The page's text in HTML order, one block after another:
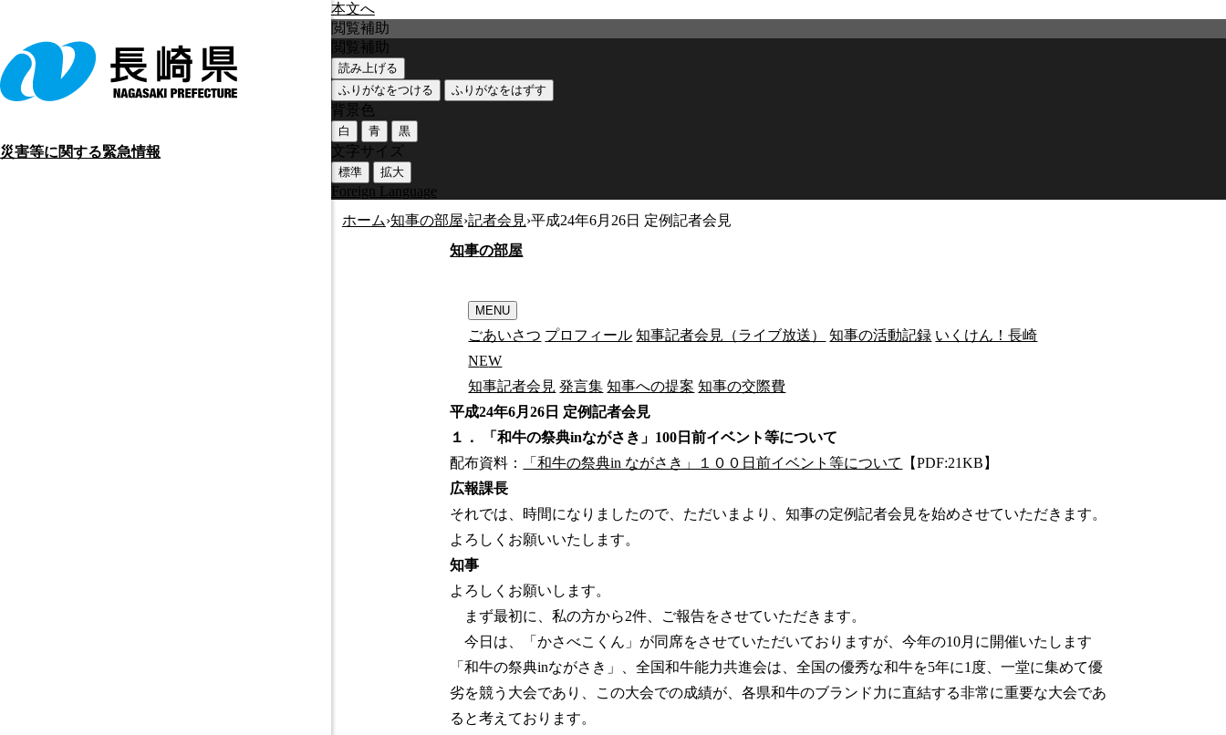
本文へ
災害等に関する緊急情報
閲覧補助
閲覧補助
読み上げる
ふりがなをつける
ふりがなをはずす
背景色
白 青 黒
文字サイズ
標準 拡大
Foreign Language
ホーム›知事の部屋›記者会見›平成24年6月26日 定例記者会見
知事の部屋
MENU
ごあいさつ プロフィール 知事記者会見（ライブ放送） 知事の活動記録 いくけん！長崎
NEW
知事記者会見 発言集 知事への提案 知事の交際費
平成24年6月26日 定例記者会見
１． 「和牛の祭典inながさき」100日前イベント等について
配布資料：
「和牛の祭典in ながさき」１００日前イベント等について
【PDF:21KB】
広報課長
それでは、時間になりましたので、ただいまより、知事の定例記者会見を始めさせていただきます。
よろしくお願いいたします。
知事
よろしくお願いします。
まず最初に、私の方から2件、ご報告をさせていただきます。
今日は、「かさべこくん」が同席をさせていただいておりますが、今年の10月に開催いたします
「和牛の祭典inながさき」、全国和牛能力共進会は、全国の優秀な和牛を5年に1度、一堂に集めて優
劣を競う大会であり、この大会での成績が、各県和牛のブランド力に直結する非常に重要な大会であ
ると考えております。